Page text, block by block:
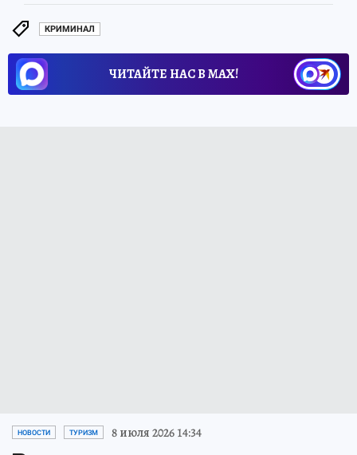
КРИМИНАЛ
ЧИТАЙТЕ НАС В МАХ!
НОВОСТИ ТУРИЗМ 8 июля 2026 14:34